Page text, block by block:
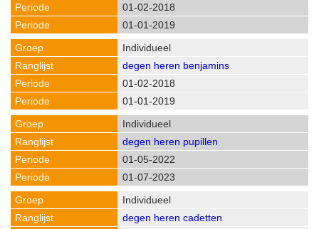
01-02-2018
01-01-2019
Individueel
degen heren benjamins
01-02-2018
01-01-2019
Individueel
degen heren pupillen
01-05-2022
01-07-2023
Individueel
degen heren cadetten